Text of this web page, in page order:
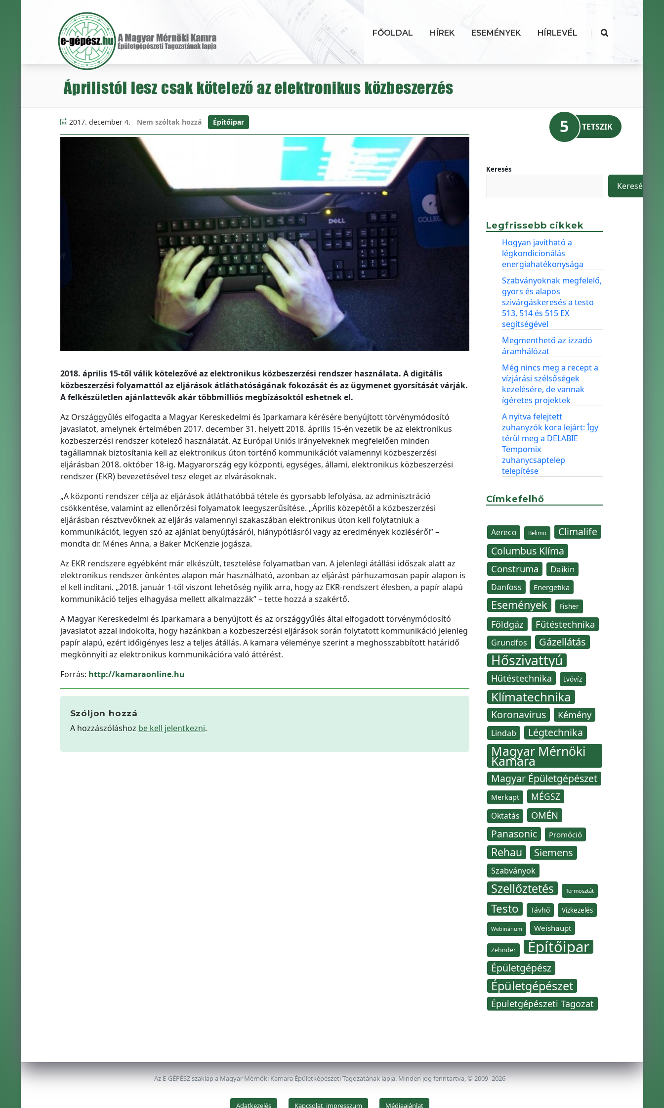
FŐOLDAL HÍREK ESEMÉNYEK HÍRLEVÉL |
Áprilistól lesz csak kötelező az elektronikus közbeszerzés
2017. december 4. Nem szóltak hozzá Építőipar
2018. április 15-től válik kötelezővé az elektronikus közbeszerzési rendszer használata. A digitális
közbeszerzési folyamattól az eljárások átláthatóságának fokozását és az ügymenet gyorsítását várják.
A felkészületlen ajánlattevők akár többmilliós megbízásoktól eshetnek el.
Az Országgyűlés elfogadta a Magyar Kereskedelmi és Iparkamara kérésére benyújtott törvénymódosító
javaslatot, amelynek értelmében 2017. december 31. helyett 2018. április 15-én vezetik be az elektronikus
közbeszerzési rendszer kötelező használatát. Az Európai Uniós irányelveknek megfelelően minden
tagállamnak biztosítania kell az elektronikus úton történő kommunikációt valamennyi közbeszerzési
eljárásban 2018. október 18-ig. Magyarország egy központi, egységes, állami, elektronikus közbeszerzési
rendszer (EKR) bevezetésével tesz eleget az elvárásoknak.
„A központi rendszer célja az eljárások átláthatóbbá tétele és gyorsabb lefolyása, az adminisztráció
csökkentése, valamint az ellenőrzési folyamatok leegyszerűsítése. „Április közepétől a közbeszerzési
eljárásban résztvevőknek az eljárás valamennyi szakaszában elektronikus úton kell folytatniuk a
kommunikációt, legyen szó az ajánlat benyújtásáról, hiánypótlásról vagy az eredmények közléséről” –
mondta dr. Ménes Anna, a Baker McKenzie jogásza.
Az EKR rendszere egyébként már elkészült, tesztelése folyamatban van. A jelenlegi átállási időszak alatt az
elektronikus rendszer önkéntes alapon már használható, azonban az eljárást párhuzamosan papír alapon is
el kell indítani. „2018. január 1-től viszont lehetőség nyílik arra, hogy az EKR-rendszert élesben, a papír alapú
kommunikáció teljes elhagyása mellett alkalmazzák” – tette hozzá a szakértő.
A Magyar Kereskedelmi és Iparkamara a benyújtott és az országgyűlés által elfogadott törvénymódosító
javaslatot azzal indokolta, hogy hazánkban a közbeszerzési eljárások során folytatott kommunikáció jelenleg
papír alapú, ezért időigényes lesz a teljes átállás. A kamara véleménye szerint a meghosszabbított határidő
megkönnyíti az elektronikus kommunikációra való áttérést.
Forrás: http://kamaraonline.hu
Szóljon hozzá
A hozzászóláshoz be kell jelentkezni.
5 TETSZIK
Keresés
Keresés
Legfrissebb cikkek
Hogyan javítható a
légkondicionálás
energiahatékonysága
Szabványoknak megfelelő,
gyors és alapos
szivárgáskeresés a testo
513, 514 és 515 EX
segítségével
Megmenthető az izzadó
áramhálózat
Még nincs meg a recept a
vízjárási szélsőségek
kezelésére, de vannak
ígéretes projektek
A nyitva felejtett
zuhanyzók kora lejárt: Így
térül meg a DELABIE
Tempomix
zuhanycsaptelep
telepítése
Címkefelhő
Aereco Belimo
Climalife
Columbus Klíma
Construma Daikin
Danfoss Energetika
Események Fisher
Földgáz Fűtéstechnika
Grundfos Gázellátás
Hőszivattyú
Hűtéstechnika Ivóvíz
Klímatechnika
Koronavírus Kémény
Lindab Légtechnika
Magyar Mérnöki
Kamara
Magyar Épületgépészet
Merkapt MÉGSZ
Oktatás OMÉN
Panasonic Promóció
Rehau Siemens
Szabványok
Szellőztetés Termosztát
Testo Távhő Vízkezelés
Webinárium Weishaupt
Zehnder Építőipar
Épületgépész
Épületgépészet
Épületgépészeti Tagozat
Az E-GÉPÉSZ szaklap a Magyar Mérnöki Kamara Épületképészeti Tagozatának lapja. Minden jog fenntartva, © 2009–2026
Adatkezelés Kapcsolat, impresszum Médiaajánlat